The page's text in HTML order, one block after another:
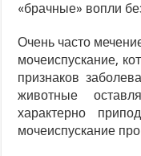
«брачные» вопли
Очень часто
мочеиспускание,
признаков
животные
характерно
мочеиспускание